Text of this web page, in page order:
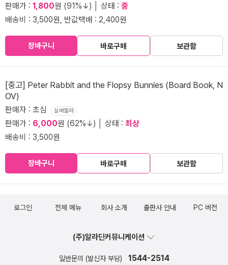
판매가 : 1,800원 (91%↓) │ 상태 : 중
배송비 : 3,500원, 반값택배 : 2,400원
장바구니 바로구매 보관함
[중고] Peter Rabbit and the Flopsy Bunnies (Board Book, N
OV)
판매자 : 초심 실버셀러
판매가 : 6,000원 (62%↓) │ 상태 : 최상
배송비 : 3,500원
장바구니 바로구매 보관함
로그인 전체 메뉴 회사 소개 출판사 안내 PC 버전
(주)알라딘커뮤니케이션
일반문의 (발신자 부담) 1544-2514